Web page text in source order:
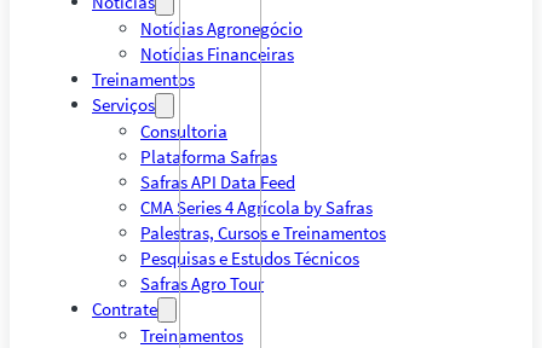
Notícias Agronegócio
Notícias Financeiras
Treinamentos
Serviços
Consultoria
Plataforma Safras
Safras API Data Feed
CMA Series 4 Agrícola by Safras
Palestras, Cursos e Treinamentos
Pesquisas e Estudos Técnicos
Safras Agro Tour
Contrate
Treinamentos